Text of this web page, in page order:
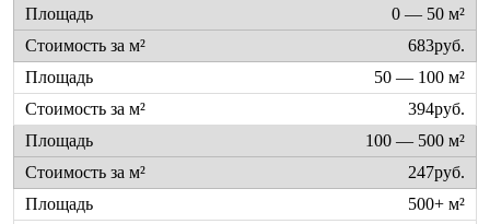
0 — 50 м²
683руб.
50 — 100 м²
394руб.
100 — 500 м²
247руб.
500+ м²